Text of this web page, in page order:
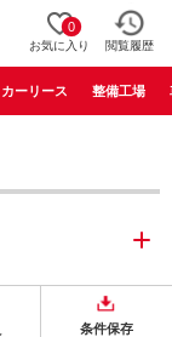
0
お気に入り 閲覧履歴
カーリース 整備工場
条件保存